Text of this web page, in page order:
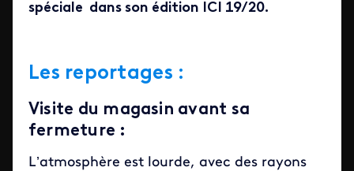
spéciale dans son édition ICI 19/20.
Les reportages :
Visite du magasin avant sa
fermeture :
L’atmosphère est lourde, avec des rayons